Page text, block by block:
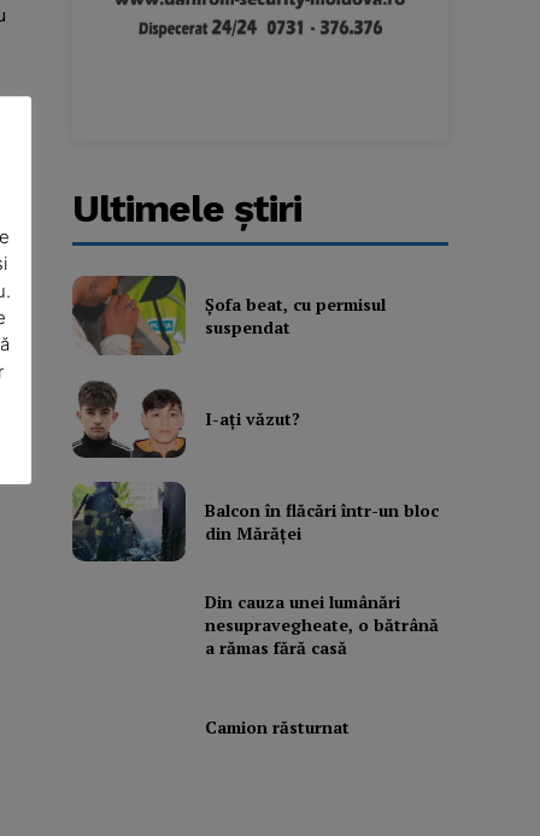
Ultimele ştiri
Şofa beat, cu permisul
suspendat
I-aţi văzut?
Balcon în flăcări într-un bloc
din Mărăţei
Din cauza unei lumânări
nesupravegheate, o bătrână
a rămas fără casă
Camion răsturnat